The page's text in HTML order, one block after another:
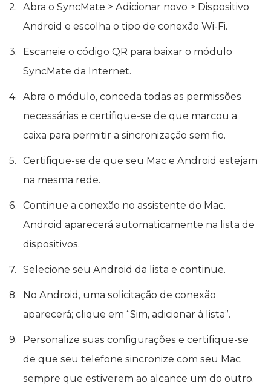
Abra o SyncMate > Adicionar novo > Dispositivo
Android e escolha o tipo de conexão Wi-Fi.
Escaneie o código QR para baixar o módulo
SyncMate da Internet.
Abra o módulo, conceda todas as permissões
necessárias e certifique-se de que marcou a
caixa para permitir a sincronização sem fio.
Certifique-se de que seu Mac e Android estejam
na mesma rede.
Continue a conexão no assistente do Mac.
Android aparecerá automaticamente na lista de
dispositivos.
Selecione seu Android da lista e continue.
No Android, uma solicitação de conexão
aparecerá; clique em “Sim, adicionar à lista”.
Personalize suas configurações e certifique-se
de que seu telefone sincronize com seu Mac
sempre que estiverem ao alcance um do outro.